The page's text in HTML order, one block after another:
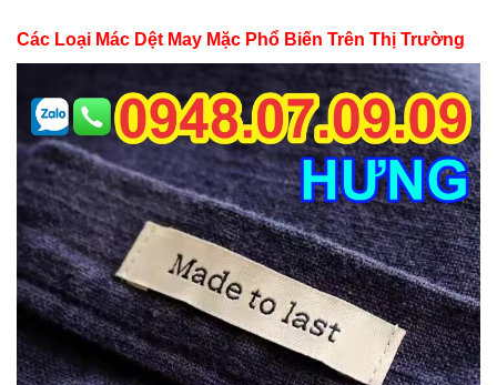
Các Loại Mác Dệt May Mặc Phổ Biến Trên Thị Trường